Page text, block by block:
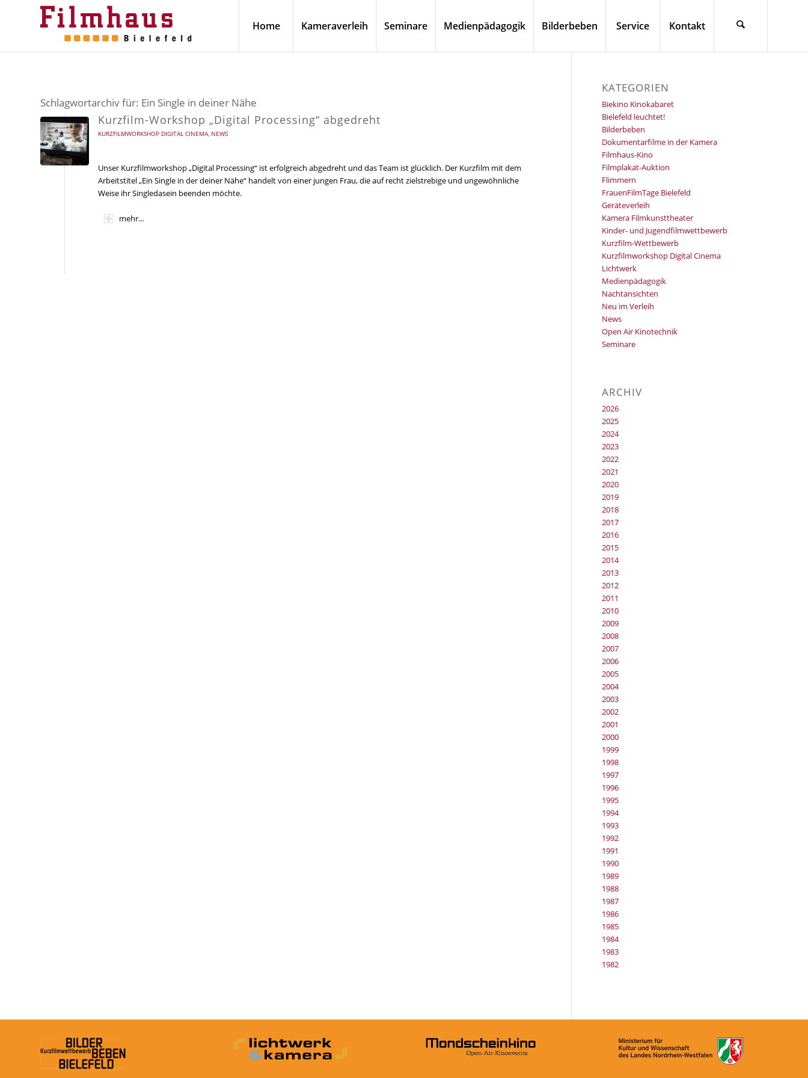
Home Kameraverleih Seminare Medienpädagogik Bilderbeben Service Kontakt
Schlagwortarchiv für: Ein Single in deiner Nähe
Kurzfilm-Workshop „Digital Processing“ abgedreht
KURZFILMWORKSHOP DIGITAL CINEMA, NEWS
Unser Kurzfilmworkshop „Digital Processing“ ist erfolgreich abgedreht und das Team ist glücklich. Der Kurzfilm mit dem
Arbeitstitel „Ein Single in der deiner Nähe“ handelt von einer jungen Frau, die auf recht zielstrebige und ungewöhnliche
Weise ihr Singledasein beenden möchte.
mehr...
KATEGORIEN
Biekino Kinokabaret
Bielefeld leuchtet!
Bilderbeben
Dokumentarfilme in der Kamera
Filmhaus-Kino
Filmplakat-Auktion
Flimmern
FrauenFilmTage Bielefeld
Geräteverleih
Kamera Filmkunsttheater
Kinder- und Jugendfilmwettbewerb
Kurzfilm-Wettbewerb
Kurzfilmworkshop Digital Cinema
Lichtwerk
Medienpädagogik
Nachtansichten
Neu im Verleih
News
Open Air Kinotechnik
Seminare
ARCHIV
2026
2025
2024
2023
2022
2021
2020
2019
2018
2017
2016
2015
2014
2013
2012
2011
2010
2009
2008
2007
2006
2005
2004
2003
2002
2001
2000
1999
1998
1997
1996
1995
1994
1993
1992
1991
1990
1989
1988
1987
1986
1985
1984
1983
1982